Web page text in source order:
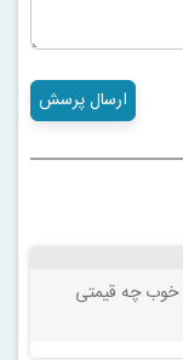
ارسال پرسش
خوب چه قیمتی